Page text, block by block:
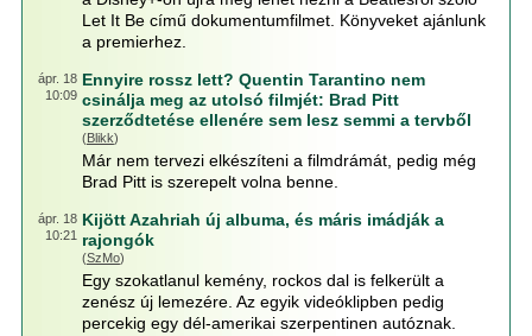
Let It Be című dokumentumfilmet. Könyveket ajánlunk
a premierhez.
ápr. 18
10:09
Ennyire rossz lett? Quentin Tarantino nem
csinálja meg az utolsó filmjét: Brad Pitt
szerződtetése ellenére sem lesz semmi a tervből
(Blikk)
Már nem tervezi elkészíteni a filmdrámát, pedig még
Brad Pitt is szerepelt volna benne.
ápr. 18
10:21
Kijött Azahriah új albuma, és máris imádják a
rajongók
(SzMo)
Egy szokatlanul kemény, rockos dal is felkerült a
zenész új lemezére. Az egyik videóklipben pedig
percekig egy dél-amerikai szerpentinen autóznak.